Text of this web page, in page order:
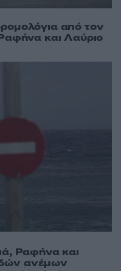
από τον
και Λαύριο
Ραφήνα και
ανέμων